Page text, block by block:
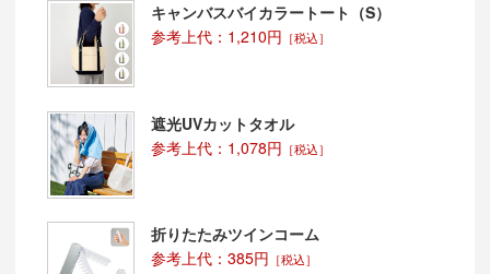
キャンバスバイカラートート（S）
参考上代：1,210円 ［税込］
遮光UVカットタオル
参考上代：1,078円 ［税込］
折りたたみツインコーム
参考上代：385円 ［税込］